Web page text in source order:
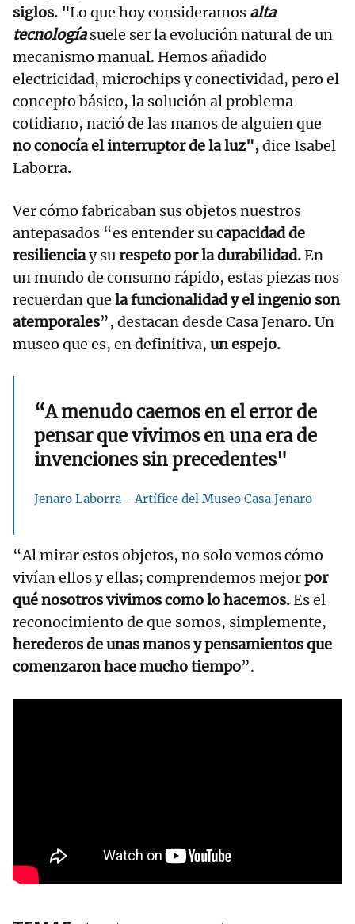
siglos. "Lo que hoy consideramos alta
tecnologíasuele ser la evolución natural de un
mecanismo manual. Hemos añadido
electricidad, microchips y conectividad, pero el
concepto básico, la solución al problema
cotidiano, nació de las manos de alguien que
no conocía el interruptor de la luz",dice Isabel
Laborra.
Ver cómo fabricaban sus objetos nuestros
antepasados “es entender sucapacidad de
resilienciay surespeto por la durabilidad.En
un mundo de consumo rápido, estas piezas nos
recuerdan que la funcionalidad y el ingenio son
atemporales”, destacan desde Casa Jenaro. Un
museo que es, en definitiva, un espejo.
“A menudo caemos en el error de
pensar que vivimos en una era de
invenciones sin precedentes"
Jenaro Laborra - Artífice del Museo Casa Jenaro
“Al mirar estos objetos, no solo vemos cómo
vivían ellos y ellas; comprendemos mejorpor
qué nosotros vivimos como lo hacemos.Es el
reconocimiento de que somos, simplemente,
herederos de unas manos y pensamientos que
comenzaron hace mucho tiempo”.